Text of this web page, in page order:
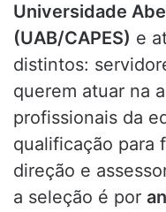
Universidade
(UAB/CAPES) e
distintos:
querem atuar na
profissionais da
qualificação para
direção e
a seleção é por